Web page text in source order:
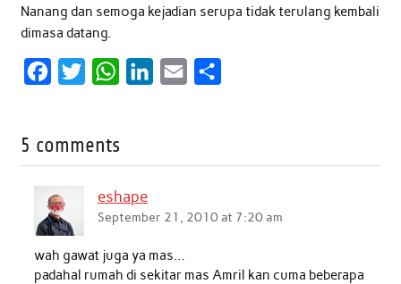
Nanang dan semoga kejadian serupa tidak terulang kembali
dimasa datang.
e
o
o
k
t
W
t
A
p
n
5 comments
eshape
September 21, 2010 at 7:20 am
wah gawat juga ya mas…
padahal rumah di sekitar mas Amril kan cuma beberapa